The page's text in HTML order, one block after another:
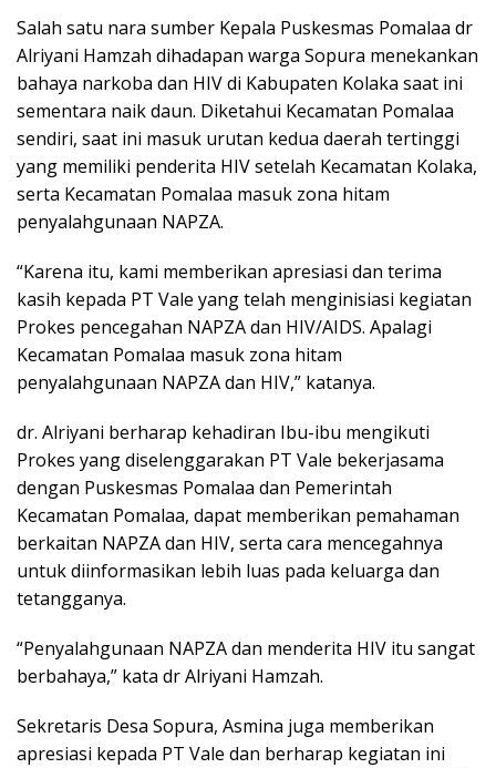
Salah satu nara sumber Kepala Puskesmas Pomalaa dr
Alriyani Hamzah dihadapan warga Sopura menekankan
bahaya narkoba dan HIV di Kabupaten Kolaka saat ini
sementara naik daun. Diketahui Kecamatan Pomalaa
sendiri, saat ini masuk urutan kedua daerah tertinggi
yang memiliki penderita HIV setelah Kecamatan Kolaka,
serta Kecamatan Pomalaa masuk zona hitam
penyalahgunaan NAPZA.
“Karena itu, kami memberikan apresiasi dan terima
kasih kepada PT Vale yang telah menginisiasi kegiatan
Prokes pencegahan NAPZA dan HIV/AIDS. Apalagi
Kecamatan Pomalaa masuk zona hitam
penyalahgunaan NAPZA dan HIV,” katanya.
dr. Alriyani berharap kehadiran Ibu-ibu mengikuti
Prokes yang diselenggarakan PT Vale bekerjasama
dengan Puskesmas Pomalaa dan Pemerintah
Kecamatan Pomalaa, dapat memberikan pemahaman
berkaitan NAPZA dan HIV, serta cara mencegahnya
untuk diinformasikan lebih luas pada keluarga dan
tetangganya.
“Penyalahgunaan NAPZA dan menderita HIV itu sangat
berbahaya,” kata dr Alriyani Hamzah.
Sekretaris Desa Sopura, Asmina juga memberikan
apresiasi kepada PT Vale dan berharap kegiatan ini